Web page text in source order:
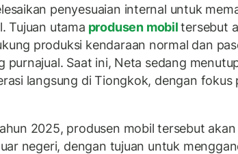
penyesuaian internal untuk
Tujuan utama produsen mobiltersebut
produksi kendaraan normal dan
purnajual. Saat ini, Neta sedang
langsung di Tiongkok, dengan fokus
2025, produsen mobil tersebut
negeri, dengan tujuan untuk